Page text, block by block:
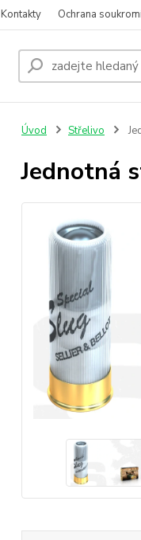
Kontakty Ochrana
Úvod Střelivo
Jednotná